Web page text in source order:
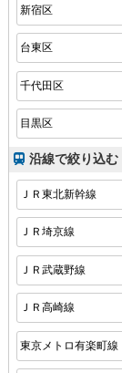
新宿区
台東区
千代田区
目黒区
沿線で絞り込む
ＪＲ東北新幹線
ＪＲ埼京線
ＪＲ武蔵野線
ＪＲ高崎線
東京メトロ有楽町線